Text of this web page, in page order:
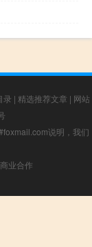
录 | 精选推荐文章 | 网站
说明，我们
业合作